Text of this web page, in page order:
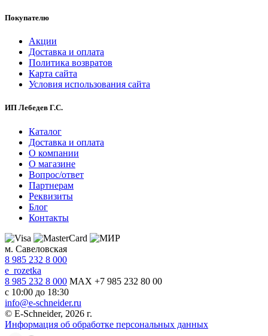
Покупателю
Акции
Доставка и оплата
Политика возвратов
Карта сайта
Условия использования сайта
ИП Лебедев Г.С.
Каталог
Доставка и оплата
О компании
О магазине
Вопрос/ответ
Партнерам
Реквизиты
Блог
Контакты
м. Савеловская
8 985 232 8 000
e_rozetka
8 985 232 8 000 MAX +7 985 232 80 00
с 10:00 до 18:30
info@e-schneider.ru
© E-Schneider, 2026 г.
Информация об обработке персональных данных